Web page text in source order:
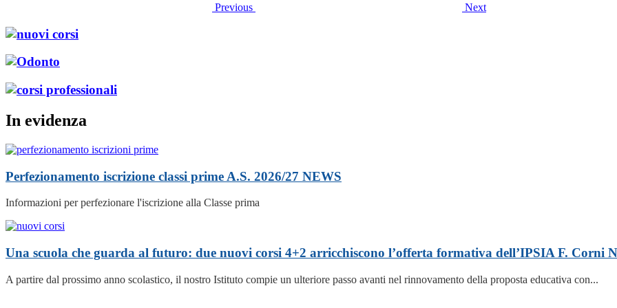
Previous Next
In evidenza
Perfezionamento iscrizione classi prime A.S. 2026/27 NEWS
Informazioni per perfezionare l'iscrizione alla Classe prima
Una scuola che guarda al futuro: due nuovi corsi 4+2 arricchiscono l’offerta formativa dell’IPSIA F. Corni
A partire dal prossimo anno scolastico, il nostro Istituto compie un ulteriore passo avanti nel rinnovamento della proposta educativa con...